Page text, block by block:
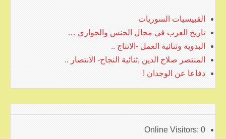
القبيسيات السوريات
تاريخ العرب في مجال الجنس والجواري …
البدوية وثنائية العمل -الانتاج ..
المنتصر صلاح الدين ,ثنائية النجاح- الانتصار ..
دفاعا عن الوجدان !
Online Visitors: 0